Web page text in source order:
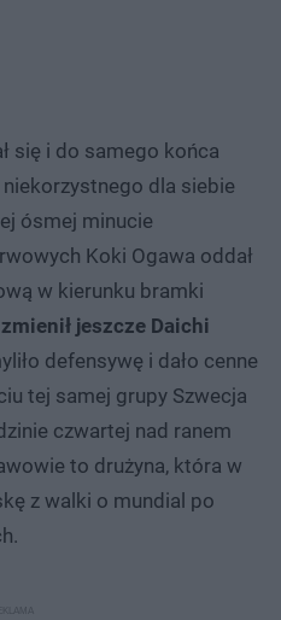
się i do samego końca
dla siebie
ósmej minucie
Koki Ogawa oddał
w kierunku bramki
jeszcze Daichi
defensywę i dało cenne
tej samej grupy Szwecja
czwartej nad ranem
to drużyna, która w
z walki o mundial po